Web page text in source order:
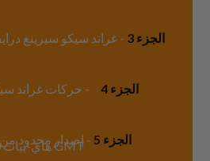
الجزء 3 - غراند سيكو سبرينغ
الجزء 4 & - حركات غراند سيكو، 3 أنظمة
الجزء 5 - إصدار محدود من
SBGJ235 هاي-بيات 36000 GMT